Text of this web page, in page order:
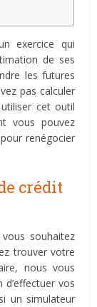
exercice qui
de ses
les futures
pas calculer
cet outil
vous pouvez
renégocier
crédit
souhaitez
trouver votre
nous vous
vos
un simulateur